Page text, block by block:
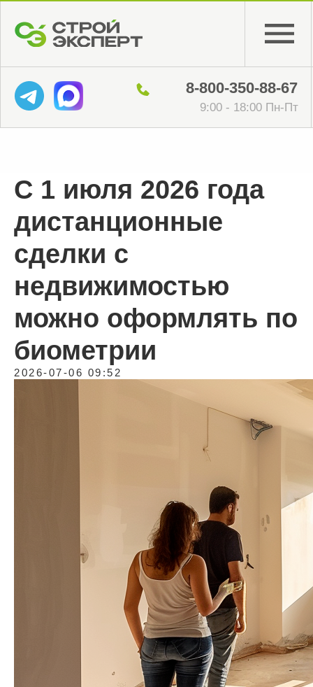
С 1 июля 2026 года
дистанционные
сделки с
недвижимостью
можно оформлять по
биометрии
2026-07-06 09:52